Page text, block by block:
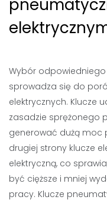
Wybór
sprowadza się do
elektrycznych. Klucze
zasadzie sprężonego
generować dużą moc
drugiej strony klucze
elektryczną, co
być cięższe i mniej
pracy. Klucze